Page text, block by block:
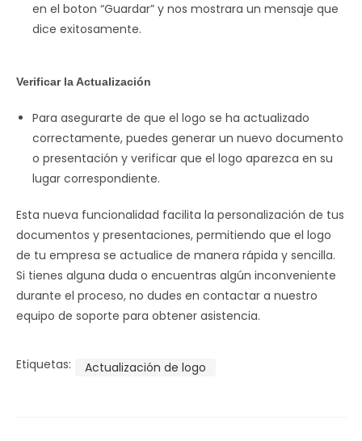
en el boton “Guardar” y nos mostrara un mensaje que
dice exitosamente.
Verificar la Actualización
Para asegurarte de que el logo se ha actualizado
correctamente, puedes generar un nuevo documento
o presentación y verificar que el logo aparezca en su
lugar correspondiente.
Esta nueva funcionalidad facilita la personalización de tus
documentos y presentaciones, permitiendo que el logo
de tu empresa se actualice de manera rápida y sencilla.
Si tienes alguna duda o encuentras algún inconveniente
durante el proceso, no dudes en contactar a nuestro
equipo de soporte para obtener asistencia.
Etiquetas: Actualización de logo